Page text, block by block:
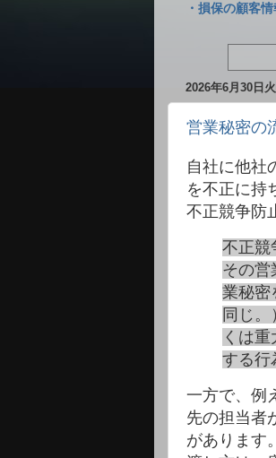
・損保の顧客
2026年6月30日
営業秘密の
自社に他社
を不正に持
不正競争防
不正競
その営
業秘密
同じ
くは
する行
一方で、例
先の担当者
があります。